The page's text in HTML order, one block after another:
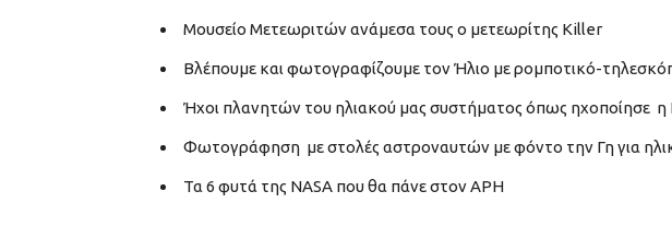
Μουσείο Μετεωριτών ανάμεσα τους ο μετεωρίτης Killer
Βλέπουμε και φωτογραφίζουμε τον Ήλιο με ρομποτικό-
Ήχοι πλανητών του ηλιακού μας συστήματος όπως ηχοποίησε η
Φωτογράφηση με στολές αστροναυτών με φόντο την Γη για
Τα 6 φυτά της NASA που θα πάνε στον ΑΡΗ